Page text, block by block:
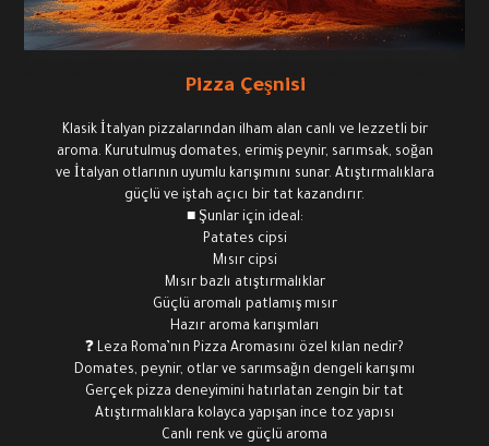
Pizza Çeşnisi
Klasik İtalyan pizzalarından ilham alan canlı ve lezzetli bir
aroma. Kurutulmuş domates, erimiş peynir, sarımsak, soğan
ve İtalyan otlarının uyumlu karışımını sunar. Atıştırmalıklara
güçlü ve iştah açıcı bir tat kazandırır.
■ Şunlar için ideal:
Patates cipsi
Mısır cipsi
Mısır bazlı atıştırmalıklar
Güçlü aromalı patlamış mısır
Hazır aroma karışımları
❓ Leza Roma’nın Pizza Aromasını özel kılan nedir?
Domates, peynir, otlar ve sarımsağın dengeli karışımı
Gerçek pizza deneyimini hatırlatan zengin bir tat
Atıştırmalıklara kolayca yapışan ince toz yapısı
Canlı renk ve güçlü aroma